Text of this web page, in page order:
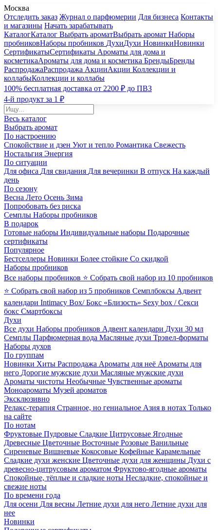
Москва
Отследить заказ Журнал о парфюмерии Для бизнеса Контакты
и магазины Начать зарабатывать
КаталогКаталог Выбрать ароматВыбрать аромат Наборы
пробниковНаборы пробников ДухиДухи НовинкиНовинки
СертификатыСертификаты Ароматы для дома и
косметикаАроматы для дома и косметика БрендыБренды
РаспродажаРаспродажа АкцииАкции Коллекции и
коллабыКоллекции и коллабы
100% бесплатная доставка от 2200 ₽ до ПВЗ
4-й продукт за 1 ₽
Весь каталог
Выбрать аромат
По настроению
Спокойствие и дзен Уют и тепло Романтика Свежесть
Ностальгия Энергия
По ситуации
Для офиса Для свидания Для вечеринки В отпуск На каждый
день
По сезону
Весна Лето Осень Зима
Попробовать без риска
Семплы Наборы пробников
В подарок
Готовые наборы Индивидуальные наборы Подарочные
сертификаты
Популярное
Бестселлеры Новинки Более стойкие Со скидкой
Наборы пробников
Все наборы пробников ⭐ Собрать свой набор из 10 пробников
⭐ Собрать свой набор из 5 пробников Семплбоксы Адвент
календари Intimacy Box/ Бокс «Близость» Sexy box / Секси
бокс Смартбоксы
Духи
Все духи Наборы пробников Адвент календари Духи 30 мл
Семплы Парфюмерная вода Масляные духи Трэвел-форматы
Наборы духов
По группам
Новинки Хиты Распродажа Ароматы для неё Ароматы для
него Дорогие мужские духи Масляные мужские духи
Ароматы чистоты Необычные Чувственные ароматы
Моноароматы Музей ароматов
Эксклюзивно
Релакс-терапия Странное, но гениальное Азия в нотах Только
на сайте
По нотам
Фруктовые Пудровые Сладкие Цитрусовые Ягодные
Древесные Цветочные Восточные Розовые Ванильные
Сиреневые Вишневые Кокосовые Кофейные Карамельные
Сладкие духи женские Цветочные духи для женщины Духи с
древесно-цитрусовым ароматом Фруктово-ягодные ароматы
Спокойные, тёплые и сладкие ноты Несладкие, спокойные и
свежие ноты
По времени года
Для осени Для весны Летние духи для него Летние духи для
нее
Новинки